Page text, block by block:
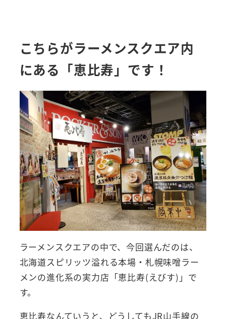
こちらがラーメンスクエア内
にある「恵比寿」です！
ラーメンスクエアの中で、今回選んだのは、
北海道スピリッツ溢れる本場・札幌味噌ラー
メンの進化系の実力店「恵比寿(えびす)」で
す。
恵比寿なんていうと、どうしてもJR山手線の